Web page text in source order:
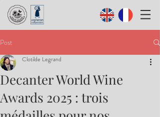
Post
Decanter World Wine
Awards 2025 : trois
Clotilde Legrand